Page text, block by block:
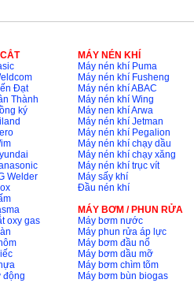
Đạt
Thành
ký
Welder
oxy gas
động
MÁY NÉN KHÍ
Máy nén khí Puma
Máy nén khí Fusheng
Máy nén khí ABAC
Máy nén khí Wing
Máy nen khí Arwa
Máy nén khí Jetman
Máy nén khí Pegalion
Máy nén khí chạy dầu
Máy nén khí chạy xăng
Máy nén khí trục vít
Máy sấy khí
Đầu nén khí
MÁY BƠM / PHUN RỬA
Máy bơm nước
Máy phun rửa áp lực
Máy bơm đầu nổ
Máy bơm dầu mỡ
Máy bơm chìm tõm
Máy bơm bùn biogas